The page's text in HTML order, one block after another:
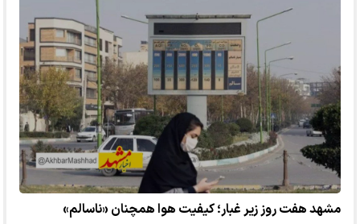
مشهد هفت روز زیر غبار؛ کیفیت هوا همچنان «ناسالم»